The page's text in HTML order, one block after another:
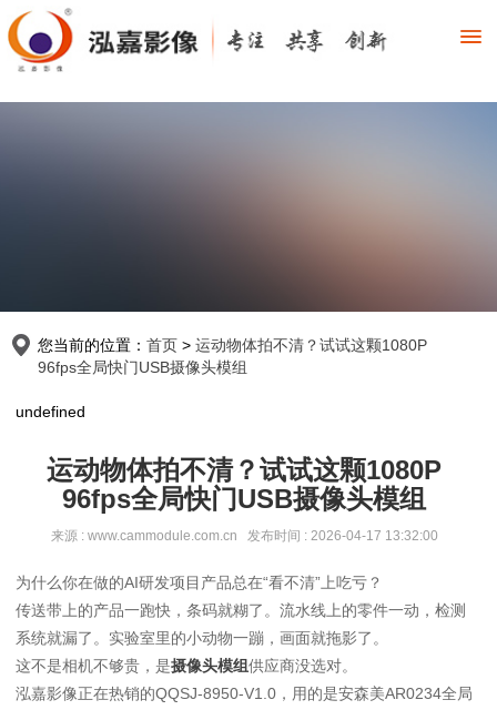
您当前的位置： 首页 > 运动物体拍不清？试试这颗1080P
96fps全局快门USB摄像头模组
undefined
运动物体拍不清？试试这颗1080P
96fps全局快门USB摄像头模组
来源 : www.cammodule.com.cn 发布时间 : 2026-04-17 13:32:00
为什么你在做的AI研发项目产品总在“看不清”上吃亏？
传送带上的产品一跑快，条码就糊了。流水线上的零件一动，检测
系统就漏了。实验室里的小动物一蹦，画面就拖影了。
这不是相机不够贵，是摄像头模组供应商没选对。
泓嘉影像正在热销的QQSJ-8950-V1.0，用的是安森美AR0234全局